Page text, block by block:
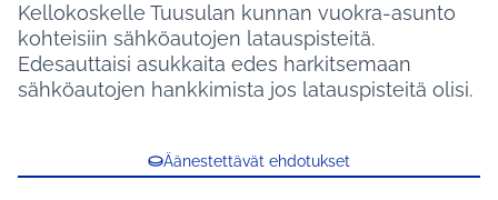
Kellokoskelle Tuusulan kunnan vuokra-asunto
kohteisiin sähköautojen latauspisteitä.
Edesauttaisi asukkaita edes harkitsemaan
sähköautojen hankkimista jos latauspisteitä olisi.
Äänestettävät ehdotukset